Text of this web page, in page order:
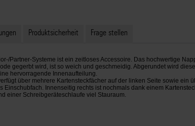
Produktsicherheit Frage stellen
Partner-Systeme ist ein zeitloses Accessoire. Das hochwertige
gegerbt wird, ist so weich und geschmeidig. Abgerundet wird
hervorragende Innenaufteilung.
über mehrere Kartensteckfächer auf der linken Seite sowie ein
Einschubfach. Innenseitig rechts ist nochmals dank einem
einer Schreibgeräteschlaufe viel Stauraum.